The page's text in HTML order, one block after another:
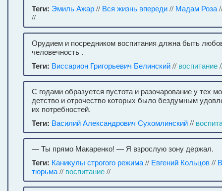
Теги: Эмиль Ажар// Вся жизнь впереди// Мадам Роза
//
Орудием и посредником воспитания длжна быть
человечность .
Теги: Виссарион Григорьевич Белинский// воспитание
С годами образуется пустота и разочарование у тех
детство и отрочество которых было бездумным
их потребностей.
Теги: Василий Александрович Сухомлинский//
— Ты прямо Макаренко! — Я взрослую зону держал.
Теги: Каникулы строгого режима// Евгений Кольцов//
тюрьма// воспитание//